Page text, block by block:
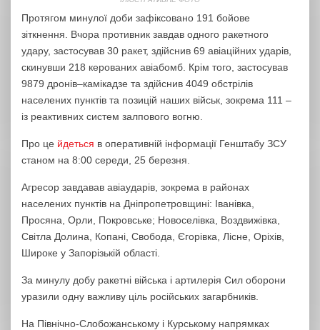
Протягом минулої доби зафіксовано 191 бойове
зіткнення. Вчора противник завдав одного ракетного
удару, застосував 30 ракет, здійснив 69 авіаційних ударів,
скинувши 218 керованих авіабомб. Крім того, застосував
9879 дронів–камікадзе та здійснив 4049 обстрілів
населених пунктів та позицій наших військ, зокрема 111 –
із реактивних систем залпового вогню.
Про це йдеться в оперативній інформації Генштабу ЗСУ
станом на 8:00 середи, 25 березня.
Агресор завдавав авіаударів, зокрема в районах
населених пунктів на Дніпропетровщині: Іванівка,
Просяна, Орли, Покровське; Новоселівка, Воздвижівка,
Світла Долина, Копані, Свобода, Єгорівка, Лісне, Оріхів,
Широке у Запорізькій області.
За минулу добу ракетні війська і артилерія Сил оборони
уразили одну важливу ціль російських загарбників.
На Північно-Слобожанському і Курському напрямках